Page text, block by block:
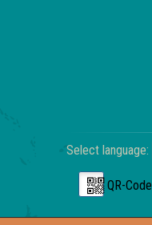
Select language:
QR-Code